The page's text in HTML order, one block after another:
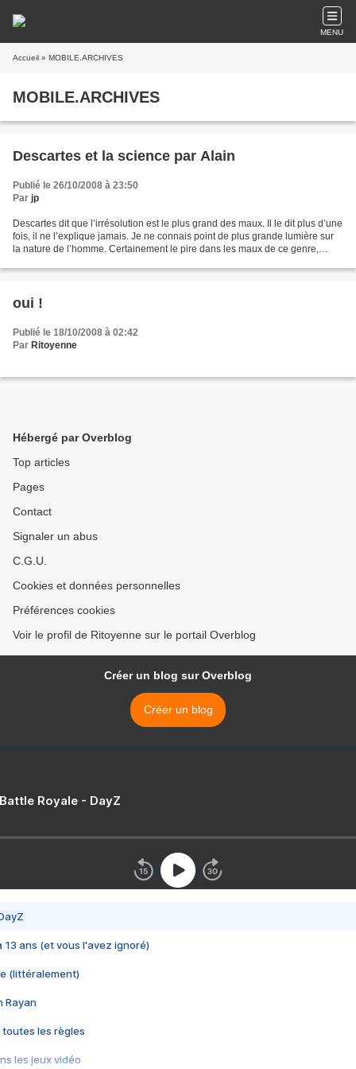
MENU
Accueil » MOBILE.ARCHIVES
MOBILE.ARCHIVES
Descartes et la science par Alain
Publié le 26/10/2008 à 23:50
Par jp
Descartes dit que l’irrésolution est le plus grand des maux. Il le dit plus d’une
fois, il ne l’explique jamais. Je ne connais point de plus grande lumière sur
la nature de l’homme. Certainement le pire dans les maux de ce genre,
oui !
Publié le 18/10/2008 à 02:42
Par Ritoyenne
Hébergé par Overblog
Top articles
Pages
Contact
Signaler un abus
C.G.U.
Cookies et données personnelles
Préférences cookies
Voir le profil de Ritoyenne sur le portail Overblog
Créer un blog sur Overblog
Créer un blog
Royale - DayZ
13 ans (et vous l'avez ignoré)
(littéralement)
Rayan
toutes les règles
les jeux vidéo